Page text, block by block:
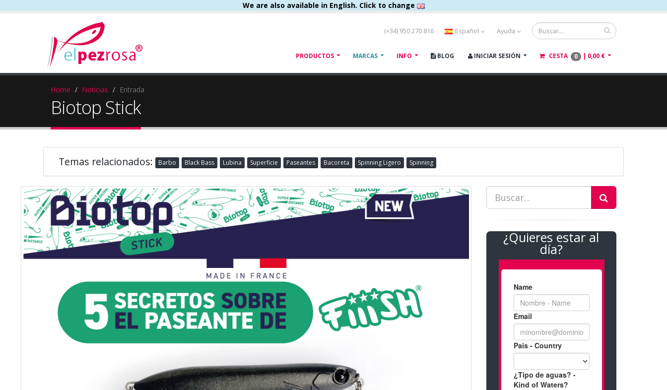
We are also available in English. Click to change
(+34) 950 270 816 Español Ayuda
PRODUCTOS MARCAS INFO BLOG INICIAR SESIÓN CESTA 0 | 0,00 €
Home Noticias Entrada
Biotop Stick
Temas relacionados: Barbo Black Bass Lubina Superficie Paseantes Bacoreta Spinning Ligero Spinning
¿Quieres estar al
día?